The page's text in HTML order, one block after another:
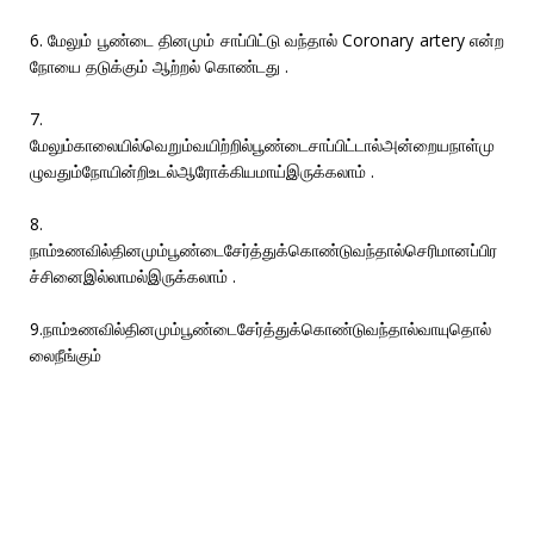
6. மேலும் பூண்டை தினமும் சாப்பிட்டு வந்தால் Coronary artery என்ற
நோயை தடுக்கும் ஆற்றல் கொண்டது .
7.
மேலும்காலையில்வெறும்வயிற்றில்பூண்டைசாப்பிட்டால்அன்றையநாள்மு
ழுவதும்நோயின்றிஉடல்ஆரோக்கியமாய்இருக்கலாம் .
8.
நாம்உணவில்தினமும்பூண்டைசேர்த்துக்கொண்டுவந்தால்செரிமானப்பிர
ச்சினைஇல்லாமல்இருக்கலாம் .
9.நாம்உணவில்தினமும்பூண்டைசேர்த்துக்கொண்டுவந்தால்வாயுதொல்
லைநீங்கும்